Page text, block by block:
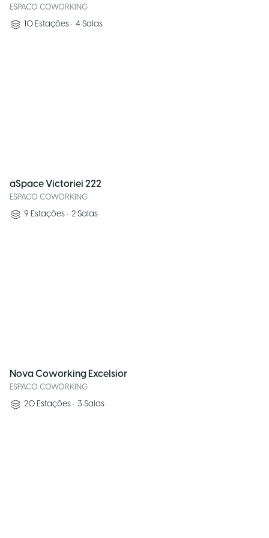
ESPACO COWORKING
10 Estações • 4 Salas
aSpace Victoriei 222
ESPACO COWORKING
9 Estações • 2 Salas
Nova Coworking Excelsior
ESPACO COWORKING
20 Estações • 3 Salas